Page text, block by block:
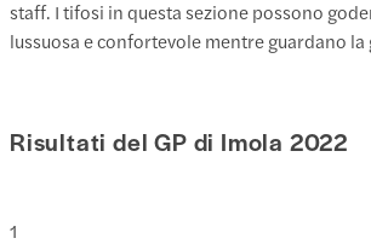
staff. I tifosi in questa sezione possono
lussuosa e confortevole mentre guardano la
Risultati del GP di Imola 2022
1